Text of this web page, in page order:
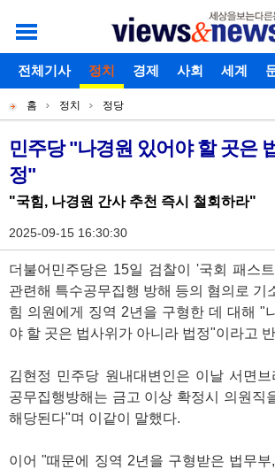
개
별
메
뉴
로그인 회원가입 아이디찾기 비밀번
주
메
뉴
전체기사 정치 경제 사회 세계
현
재
위
치
홈 정치 정당
기
사
본
문
민주당 "나경원 있어야 할 곳은
정"
"국힘, 나경원 간사 추천 즉시 철회하라"
2025-09-15 16:30:30
더불어민주당은 15일 검찰이 '국회 패스
관련해 특수공무집행 방해 등의 혐의로 기
힘 의원에게 징역 2년을 구형한 데 대해 "
야 할 곳은 법사위가 아니라 법정"이라고
김현정 민주당 원내대변인은 이날 서면
공무집행방해는 금고 이상 확정시 의원직
해당된다"며 이같이 말했다.
이어 "때문에 징역 2년을 구형받은 법무부